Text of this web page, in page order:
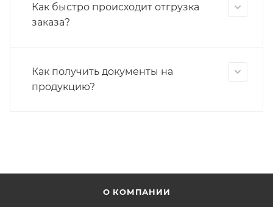
Как быстро происходит отгрузка
заказа?
Как получить документы на
продукцию?
О КОМПАНИИ